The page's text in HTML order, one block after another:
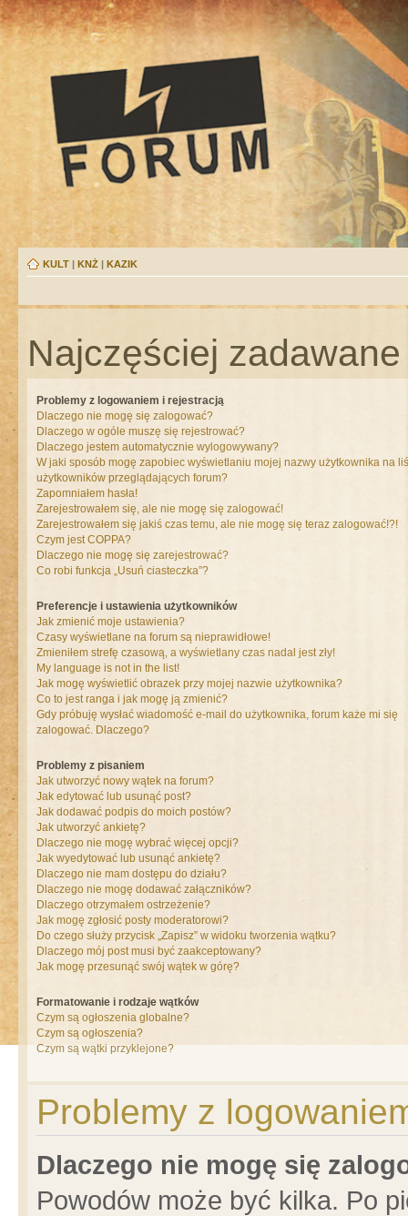
KULT | KNŻ | KAZIK
Najczęściej
Problemy z logowaniem i rejestracją
Dlaczego nie mogę się zalogować?
Dlaczego w ogóle muszę się rejestrować?
Dlaczego jestem automatycznie wylogowywany?
W jaki sposób mogę zapobiec wyświetlaniu mojej nazwy użytkownika na
użytkowników przeglądających forum?
Zapomniałem hasła!
Zarejestrowałem się, ale nie mogę się zalogować!
Zarejestrowałem się jakiś czas temu, ale nie mogę się teraz zalogować!?!
Czym jest COPPA?
Dlaczego nie mogę się zarejestrować?
Co robi funkcja „Usuń ciasteczka”?
Preferencje i ustawienia użytkowników
Jak zmienić moje ustawienia?
Czasy wyświetlane na forum są nieprawidłowe!
Zmieniłem strefę czasową, a wyświetlany czas nadal jest zły!
My language is not in the list!
Jak mogę wyświetlić obrazek przy mojej nazwie użytkownika?
Co to jest ranga i jak mogę ją zmienić?
Gdy próbuję wysłać wiadomość e-mail do użytkownika, forum każe mi się
zalogować. Dlaczego?
Problemy z pisaniem
Jak utworzyć nowy wątek na forum?
Jak edytować lub usunąć post?
Jak dodawać podpis do moich postów?
Jak utworzyć ankietę?
Dlaczego nie mogę wybrać więcej opcji?
Jak wyedytować lub usunąć ankietę?
Dlaczego nie mam dostępu do działu?
Dlaczego nie mogę dodawać załączników?
Dlaczego otrzymałem ostrzeżenie?
Jak mogę zgłosić posty moderatorowi?
Do czego służy przycisk „Zapisz” w widoku tworzenia wątku?
Dlaczego mój post musi być zaakceptowany?
Jak mogę przesunąć swój wątek w górę?
Formatowanie i rodzaje wątków
Czym są ogłoszenia globalne?
Czym są ogłoszenia?
Czym są wątki przyklejone?
Problemy z
Dlaczego nie mogę się
Powodów może być kilka. Po